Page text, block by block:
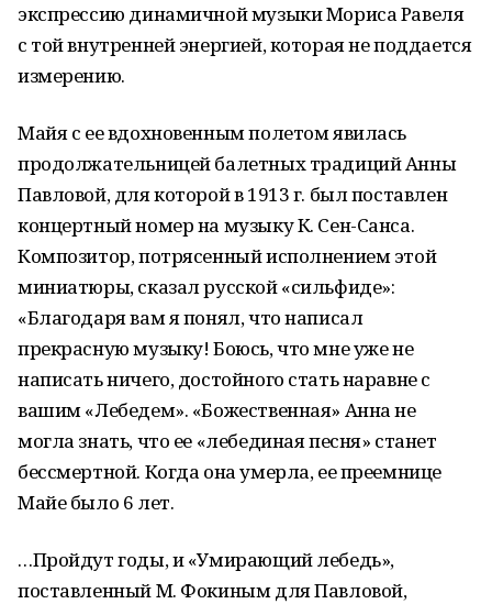
экспрессию динамичной музыки Мориса Равеля
с той внутренней энергией, которая не поддается
измерению.
Майя с ее вдохновенным полетом явилась
продолжательницей балетных традиций Анны
Павловой, для которой в 1913 г. был поставлен
концертный номер на музыку К. Сен-Санса.
Композитор, потрясенный исполнением этой
миниатюры, сказал русской «сильфиде»:
«Благодаря вам я понял, что написал
прекрасную музыку! Боюсь, что мне уже не
написать ничего, достойного стать наравне с
вашим «Лебедем». «Божественная» Анна не
могла знать, что ее «лебединая песня» станет
бессмертной. Когда она умерла, ее преемнице
Майе было 6 лет.
…Пройдут годы, и «Умирающий лебедь»,
поставленный М. Фокиным для Павловой,